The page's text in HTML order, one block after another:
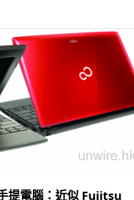
提電腦：近似 Fujitsu